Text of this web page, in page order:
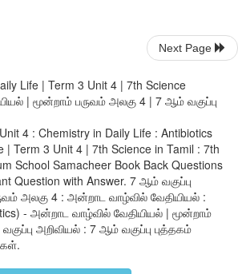
மற்ற உயிரினங்களை அழிக்க
என அழைக்கப்படுகின்றன.
மருந்துகளை செயற்கை
குளோராபினிகால் மற்றும்
ஆகும்.
செயற்கை முறையில் பல
வகை கண்டுபிடிப்புகளின் மூலம், இவை
வழங்கப்படுகின்றன.
விகிதங்களும் தற்போது
Next Page
Life | Term 3 Unit 4 | 7th Science
| மூன்றாம் பருவம் அலகு 4 | 7 ஆம் வகுப்பு
4 : Chemistry in Daily Life : Antibiotics
| Term 3 Unit 4 | 7th Science in Tamil : 7th
School Samacheer Book Back Questions
Question with Answer. 7 ஆம் வகுப்பு
அலகு 4 : அன்றாட வாழ்வில் வேதியியல் :
- அன்றாட வாழ்வில் வேதியியல் | மூன்றாம்
அறிவியல் : 7 ஆம் வகுப்பு புத்தகம்